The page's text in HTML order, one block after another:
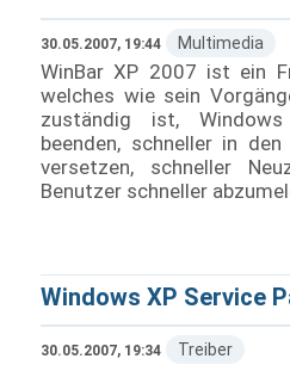
30.05.2007, 19:44 Multimedia
WinBar XP 2007 ist ein
welches wie sein
zuständig ist,
beenden, schneller in
versetzen, schneller
Benutzer schneller
Windows XP Service
30.05.2007, 19:34 Treiber